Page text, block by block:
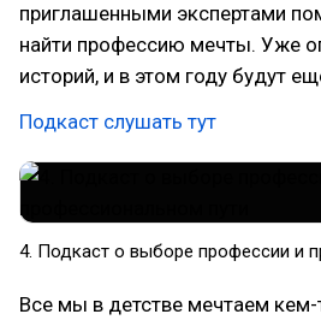
приглашенными экспертами
найти профессию мечты. Уже
историй, и в этом году будут
Подкаст слушать тут
4. Подкаст о выборе профессии и
Все мы в детстве мечтаем кем-